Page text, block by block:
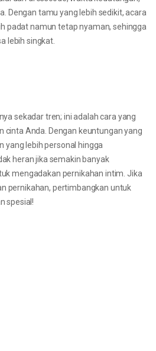
Dengan tamu yang lebih sedikit, acara
padat namun tetap nyaman, sehingga
lebih singkat.
sekadar tren; ini adalah cara yang
cinta Anda. Dengan keuntungan yang
yang lebih personal hingga
heran jika semakin banyak
mengadakan pernikahan intim. Jika
pernikahan, pertimbangkan untuk
spesial!